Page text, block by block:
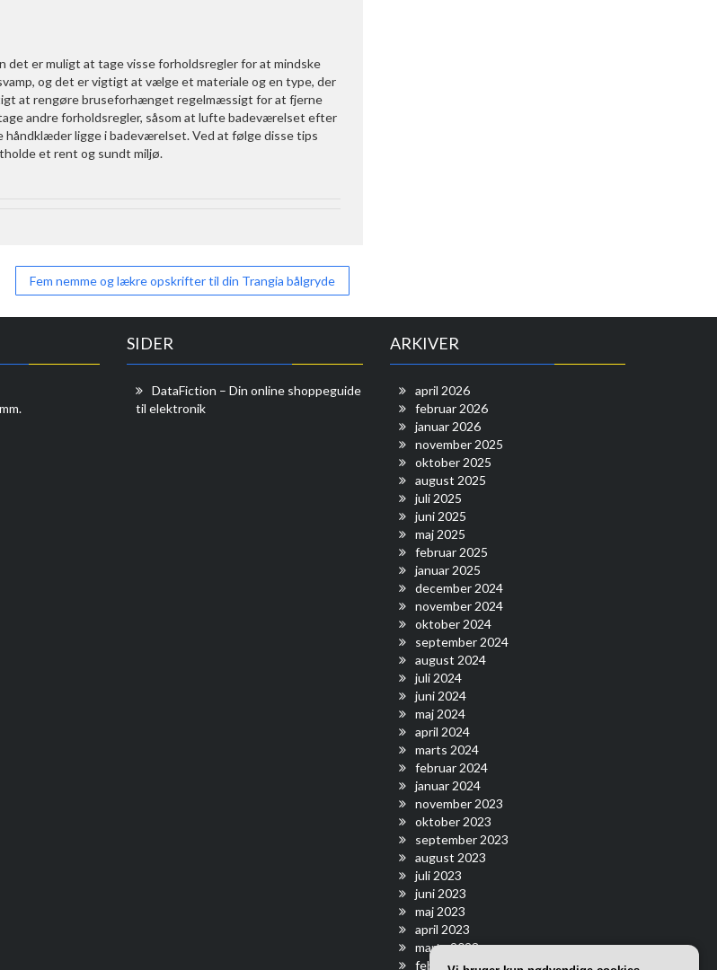
det er muligt at tage visse forholdsregler for at mindske
og det er vigtigt at vælge et materiale og en type, der
at rengøre bruseforhænget regelmæssigt for at fjerne
andre forholdsregler, såsom at lufte badeværelset efter
ligge i badeværelset. Ved at følge disse tips
et rent og sundt miljø.
Fem nemme og lækre opskrifter til din Trangia bålgryde
SIDER
DataFiction – Din online shoppeguide
til elektronik
ARKIVER
april 2026
februar 2026
januar 2026
november 2025
oktober 2025
august 2025
juli 2025
juni 2025
maj 2025
februar 2025
januar 2025
december 2024
november 2024
oktober 2024
september 2024
august 2024
juli 2024
juni 2024
maj 2024
april 2024
marts 2024
februar 2024
januar 2024
november 2023
oktober 2023
september 2023
august 2023
juli 2023
juni 2023
maj 2023
april 2023
marts 2023
februar 2023